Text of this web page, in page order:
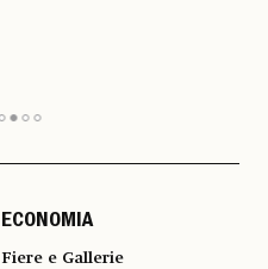
ECONOMIA
Fiere e Gallerie